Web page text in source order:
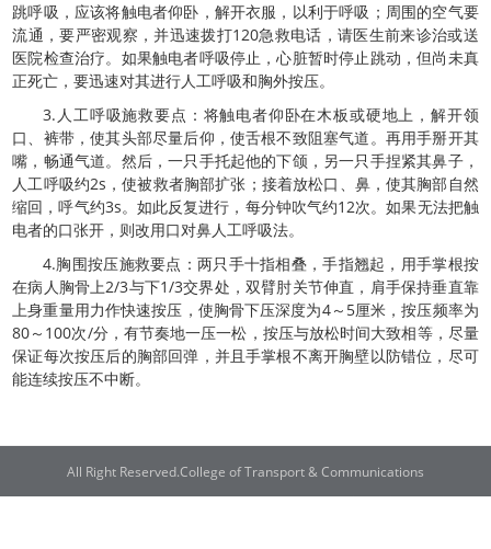
跳呼吸，应该将触电者仰卧，解开衣服，以利于呼吸；周围的空气要
流通，要严密观察，并迅速拨打120急救电话，请医生前来诊治或送
医院检查治疗。如果触电者呼吸停止，心脏暂时停止跳动，但尚未真
正死亡，要迅速对其进行人工呼吸和胸外按压。
3.人工呼吸施救要点：将触电者仰卧在木板或硬地上，解开领
口、裤带，使其头部尽量后仰，使舌根不致阻塞气道。再用手掰开其
嘴，畅通气道。然后，一只手托起他的下颌，另一只手捏紧其鼻子，
人工呼吸约2s，使被救者胸部扩张；接着放松口、鼻，使其胸部自然
缩回，呼气约3s。如此反复进行，每分钟吹气约12次。如果无法把触
电者的口张开，则改用口对鼻人工呼吸法。
4.胸围按压施救要点：两只手十指相叠，手指翘起，用手掌根按
在病人胸骨上2/3与下1/3交界处，双臂肘关节伸直，肩手保持垂直靠
上身重量用力作快速按压，使胸骨下压深度为4～5厘米，按压频率为
80～100次/分，有节奏地一压一松，按压与放松时间大致相等，尽量
保证每次按压后的胸部回弹，并且手掌根不离开胸壁以防错位，尽可
能连续按压不中断。
All Right Reserved.College of Transport & Communications
联系电话：021-38282300 | 邮编：201306 | 地址：上海市浦东新区临港新城海